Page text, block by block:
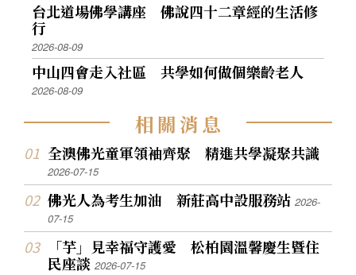
台北道場佛學講座 佛說四十二章經的生活修
行
2026-08-09
中山四會走入社區 共學如何做個樂齡老人
2026-08-09
相關消息
全澳佛光童軍領袖齊聚 精進共學凝聚共識
2026-07-15
佛光人為考生加油 新莊高中設服務站2026-
07-15
「芋」見幸福守護愛 松柏園溫馨慶生暨住
民座談2026-07-15